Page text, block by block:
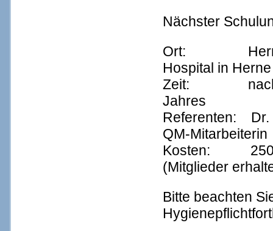
Nächster
Ort: Herne,
Hospital in
Zeit: nach
Jahres
Referenten: Dr.
QM-Mitarbeiterin
Kosten: 250,-
(Mitglieder
Bitte beachten